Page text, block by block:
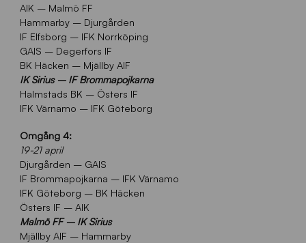
AIK – Malmö FF
Hammarby – Djurgården
IF Elfsborg – IFK Norrköping
GAIS – Degerfors IF
BK Häcken – Mjällby AIF
IK Sirius – IF Brommapojkarna
Halmstads BK – Östers IF
IFK Värnamo – IFK Göteborg
Omgång 4:
19-21 april
Djurgården – GAIS
IF Brommapojkarna – IFK Värnamo
IFK Göteborg – BK Häcken
Östers IF – AIK
Malmö FF – IK Sirius
Mjällby AIF – Hammarby